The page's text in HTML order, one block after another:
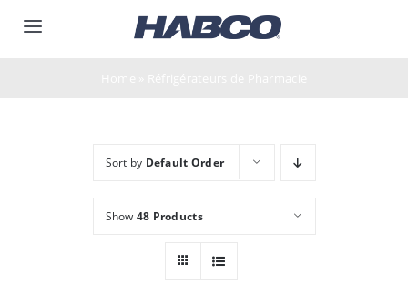
Toggle
Sort by Default Order
Show 48 Products